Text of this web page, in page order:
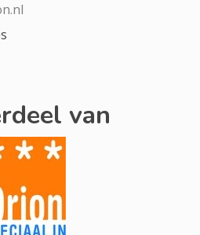
van